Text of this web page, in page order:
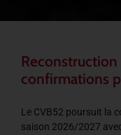
confirmations
Le CVB52 poursuit la
saison 2026/2027